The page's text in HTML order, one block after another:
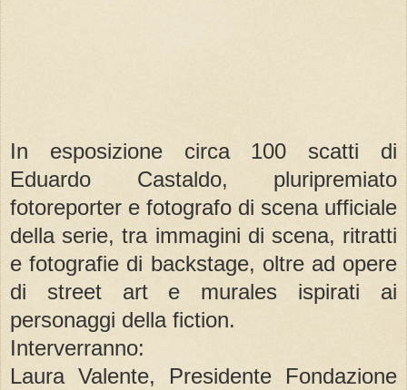
In esposizione circa 100 scatti di
Eduardo Castaldo, pluripremiato
fotoreporter e fotografo di scena ufficiale
della serie, tra immagini di scena, ritratti
e fotografie di backstage, oltre ad opere
di street art e murales ispirati ai
personaggi della fiction.
Interverranno:
Laura Valente, Presidente Fondazione